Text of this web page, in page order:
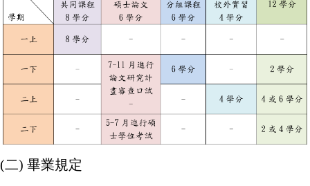
(二) 畢業規定